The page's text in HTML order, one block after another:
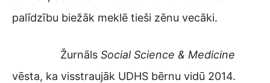
palīdzību biežāk meklē tieši zēnu vecāki.
Žurnāls Social Science & Medicine
vēsta, ka visstraujāk UDHS bērnu vidū 2014.